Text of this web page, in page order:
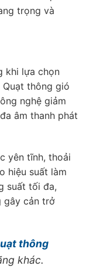
trọng và
khi lựa chọn
thông gió
nghệ giảm
âm thanh phát
yên tĩnh, thoải
hiệu suất làm
suất tối đa,
gây cản trở
thông
khác.